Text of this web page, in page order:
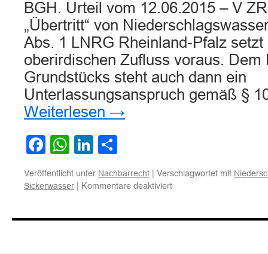
BGH. Urteil vom 12.06.2015 – V
„Übertritt“ von
Abs. 1 LNRG Rheinland-Pfalz setzt
oberirdischen Zufluss voraus. Dem
Grundstücks steht auch dann ein
Unterlassungsanspruch gemäß §
Weiterlesen →
Facebook
WhatsApp
LinkedIn
Veröffentlicht unter Nachbarrecht | Verschlagwortet mit
Sickerwasser | Kommentare deaktiviertfür
Unterlassungsanspruch